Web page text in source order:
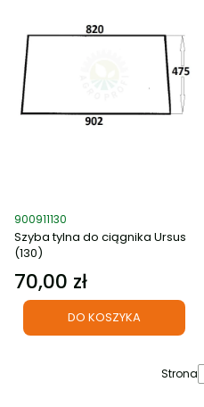
Kod produktu
900911130
Szyba tylna do ciągnika Ursus
(130)
Cena
70,00 zł
DO KOSZYKA
Strona